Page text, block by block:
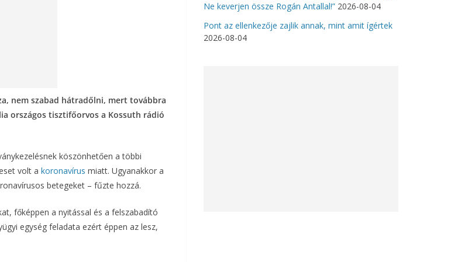
nem szabad hátradőlni, mert továbbra
országos tisztifőorvos a Kossuth rádió
köszönhetően a többi
volt a koronavírus miatt. Ugyanakkor a
betegeket – fűzte hozzá.
főképpen a nyitással és a felszabadító
egység feladata ezért éppen az lesz,
Ne keverjen össze Rogán Antallal!” 2026-08-04
Pont az ellenkezője zajlik annak, mint amit ígértek
2026-08-04